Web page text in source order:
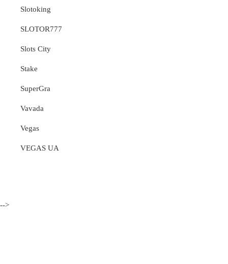
Slotoking
SLOTOR777
Slots City
Stake
SuperGra
Vavada
Vegas
VEGAS UA
-->